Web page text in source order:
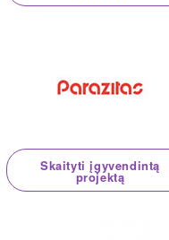
Skaityti įgyvendintą
projektą